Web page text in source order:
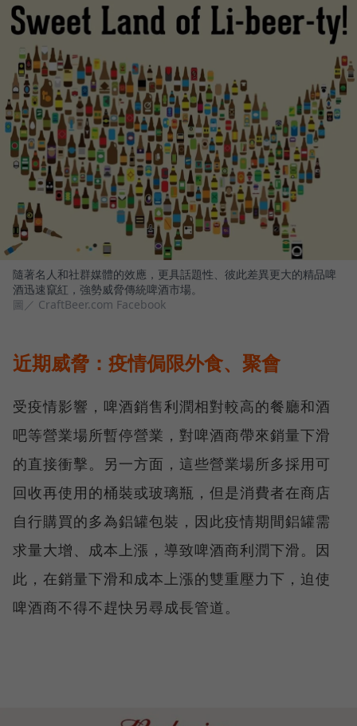
隨著名人和社群媒體的效應，更具話題性、彼此差異更大的精品啤
酒迅速竄紅，強勢威脅傳統啤酒市場。
圖／ CraftBeer.com Facebook
近期威脅：疫情侷限外食、聚會
受疫情影響，啤酒銷售利潤相對較高的餐廳和酒
吧等營業場所暫停營業，對啤酒商帶來銷量下滑
的直接衝擊。另一方面，這些營業場所多採用可
回收再使用的桶裝或玻璃瓶，但是消費者在商店
自行購買的多為鋁罐包裝，因此疫情期間鋁罐需
求量大增、成本上漲，導致啤酒商利潤下滑。因
此，在銷量下滑和成本上漲的雙重壓力下，迫使
啤酒商不得不趕快另尋成長管道。